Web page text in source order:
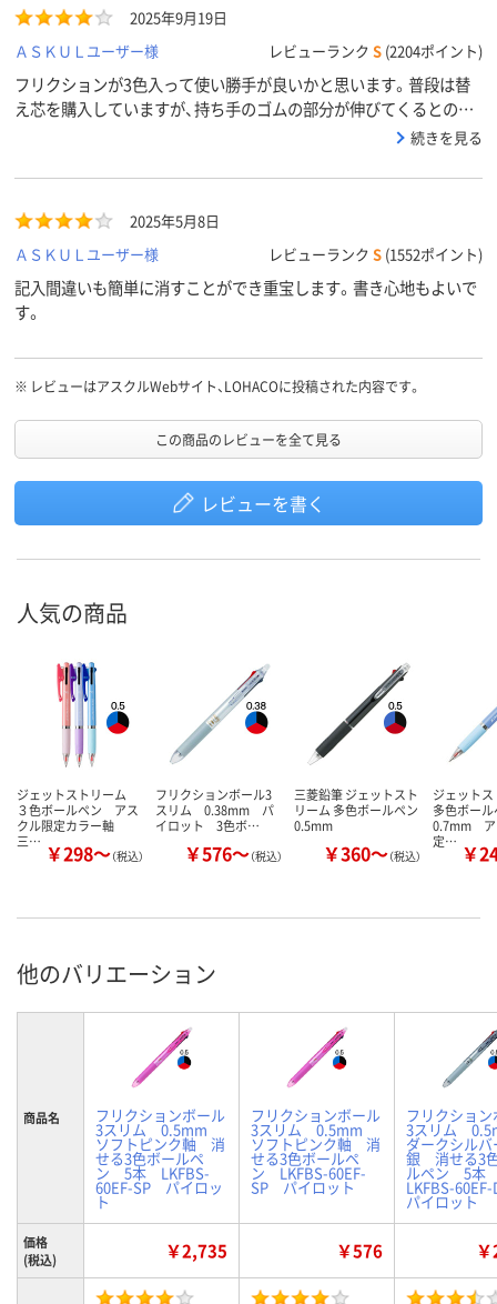
2025年9月19日
ＡＳＫＵＬユーザー様
レビューランク S (2204ポイント)
フリクションが3色入って使い勝手が良いかと思います。普段は替
え芯を購入していますが、持ち手のゴムの部分が伸びてくるとのこ
続きを見る
2025年5月8日
ＡＳＫＵＬユーザー様
レビューランク S (1552ポイント)
記入間違いも簡単に消すことができ重宝します。書き心地もよいで
す。
※ レビューはアスクルWebサイト、LOHACOに投稿された内容です。
この商品のレビューを全て見る
レビューを書く
人気の商品
ジェットストリーム
３色ボールペン アス
クル限定カラー軸
三… ￥298～（税込）
フリクションボール3
スリム 0.38mm パ
イロット 3色ボ…
￥576～（税込）
三菱鉛筆 ジェットスト
リーム 多色ボールペン
0.5mm
￥360～（税込）
ジェット
多色ボー
0.7mm ア
定… ￥
他のバリエーション
商品名 フリクションボール
3スリム 0.5mm
ソフトピンク軸 消
せる3色ボールペ
ン 5本 LKFBS-
60EF-SP パイロッ
ト
フリクションボール
3スリム 0.5mm
ソフトピンク軸 消
せる3色ボールペ
ン LKFBS-60EF-
SP パイロット
フリクショ
3スリム
ダークシル
銀 消せる3
ルペン 5
LKFBS-
パイロット
価格
(税込)
￥2,735 ￥576